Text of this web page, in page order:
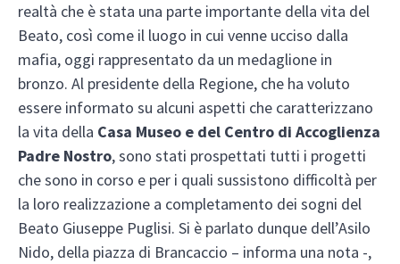
realtà che è stata una parte importante della vita del
Beato, così come il luogo in cui venne ucciso dalla
mafia, oggi rappresentato da un medaglione in
bronzo. Al presidente della Regione, che ha voluto
essere informato su alcuni aspetti che caratterizzano
la vita della Casa Museo e del Centro di Accoglienza
Padre Nostro, sono stati prospettati tutti i progetti
che sono in corso e per i quali sussistono difficoltà per
la loro realizzazione a completamento dei sogni del
Beato Giuseppe Puglisi. Si è parlato dunque dell’Asilo
Nido, della piazza di Brancaccio – informa una nota -,